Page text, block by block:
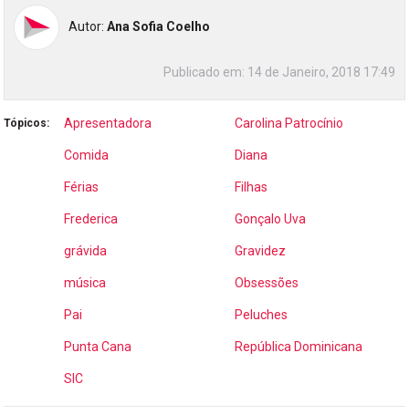
Autor:Ana Sofia Coelho
Publicado em: 14 de Janeiro, 2018 17:49
Tópicos: Apresentadora Carolina Patrocínio
Comida Diana
Férias Filhas
Frederica Gonçalo Uva
grávida Gravidez
música Obsessões
Pai Peluches
Punta Cana República Dominicana
SIC